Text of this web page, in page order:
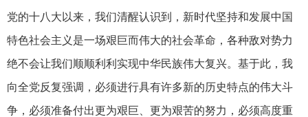
党的十八大以来，我们清醒认识到，新时代坚持和发展中国
特色社会主义是一场艰巨而伟大的社会革命，各种敌对势力
绝不会让我们顺顺利利实现中华民族伟大复兴。基于此，我
向全党反复强调，必须进行具有许多新的历史特点的伟大斗
争，必须准备付出更为艰巨、更为艰苦的努力，必须高度重